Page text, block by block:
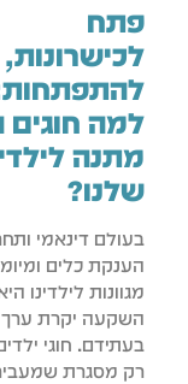
פתח
למה חוגים
מתנה
שלנו?
בעולם דינאמי
הענקת כלים
מגוונות לילדינו
השקעה יקרת ערך
בעתידם. חוגי
רק מסגרת